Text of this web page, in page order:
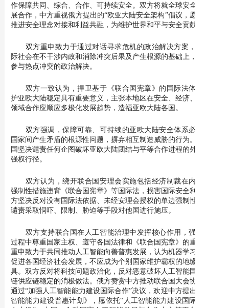
作保障共同、综合、合作、可持续安全。双方将就全球安全倡议开
展合作，中方重视俄方提出的“欧亚大陆安全架构”倡议，愿同俄方
推进安全理念对接和利益共融，为维护世界和平与安全贡献力量。
双方重申致力于通过对话寻求危机的政治解决方案，支持国
际社会在不干涉内政和消除冲突后果及产生根源的基础上，建设性
参与热点冲突的政治解决。
双方一致认为，捍卫基于《联合国宪章》的国际法体系对维
护亚欧大陆稳定具有重要意义，主张本地区在安全、经济、文化等
领域合作应顺应多极化发展趋势，造福亚欧大陆各国。
双方强调，保障可靠、可持续的亚欧大陆安全体系必须消除
国家间产生矛盾的根源性问题，摒弃相互制造威胁的行为。中俄两
国坚决谴责任何企图破坏亚欧大陆团结与平等合作进程的外部武力
强权行径。
双方认为，绕开联合国安理会实施包括经济制裁在内的单边
强制性措施违背《联合国宪章》等国际法，损害国际安全利益。双
方坚决反对没有国际法依据、未经安理会授权的单边强制性措施，
谴责采取恫吓、限制、胁迫等手段对他国进行施压。
双方支持联合国在人工智能治理中发挥核心作用，强调在该
过程中尊重国家主权、遵守各国法律和《联合国宪章》的重要性。
重申致力于共同推动人工智能向善普惠发展，认为机器学习有利于
促进各国经济社会发展，不应成为个别国家维护霸权的地缘政治工
具。双方反对将科技问题政治化，反对恶意破坏人工智能国际产业
链供应链稳定的消极做法。俄方赞赏中方推动联合国大会协商一致
通过“加强人工智能能力建设国际合作”决议，欢迎中方提出《人工
智能能力建设普惠计划》，愿依托“人工智能能力建设国际合作之